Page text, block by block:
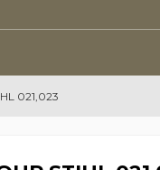
021,023